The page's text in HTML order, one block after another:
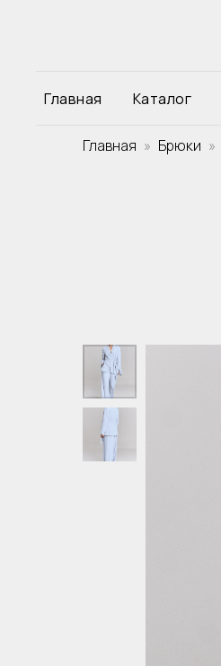
Главная Каталог
Главная Брюки